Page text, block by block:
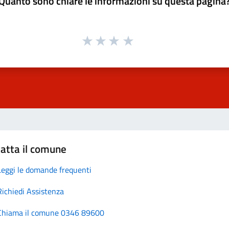
il comune
le domande frequenti
Assistenza
il comune 0346 89600